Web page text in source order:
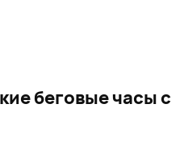
беговые часы с